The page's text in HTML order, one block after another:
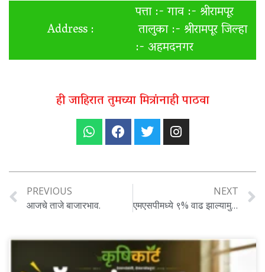
Address :
पत्ता :- गाव :- श्रीरामपूर
तालुका :- श्रीरामपूर जिल्हा
:- अहमदनगर
ही जाहिरात तुमच्या मित्रांनाही पाठवा
PREVIOUS
आजचे ताजे बाजारभाव.
NEXT
एमएसपीमध्ये ९% वाढ झाल्यामुळे कापसाचे भाव स्थिर राहण्याची अपेक्षा